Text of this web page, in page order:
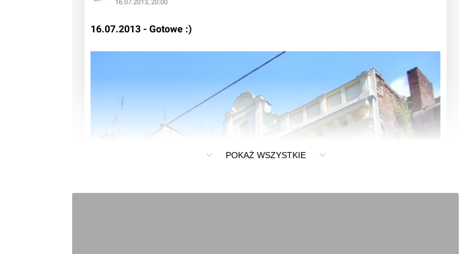
16.07.2013, 20:00
16.07.2013 - Gotowe :)
POKAŻ WSZYSTKIE